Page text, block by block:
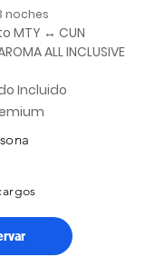
noches
MTY ↔ CUN
ALL INCLUSIVE
Incluido